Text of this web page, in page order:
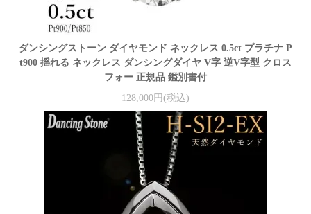
ダンシングストーン ダイヤモンド ネックレス 0.5ct プラチナ P
t900 揺れる ネックレス ダンシングダイヤ V字 逆V字型 クロス
フォー 正規品 鑑別書付
128,000円(税込)